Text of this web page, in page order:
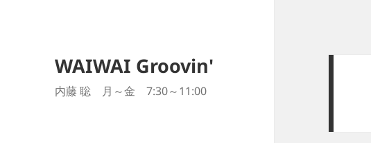
WAIWAI Groovin'
内藤 聡 月～金 7:30～11:00